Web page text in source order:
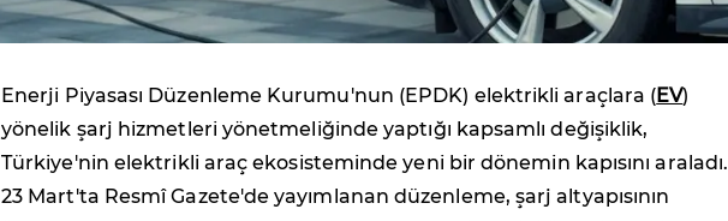
Enerji Piyasası Düzenleme Kurumu'nun (EPDK) elektrikli araçlara ( EV)
yönelik şarj hizmetleri yönetmeliğinde yaptığı kapsamlı değişiklik,
Türkiye'nin elektrikli araç ekosisteminde yeni bir dönemin kapısını araladı.
23 Mart'ta Resmî Gazete'de yayımlanan düzenleme, şarj altyapısının